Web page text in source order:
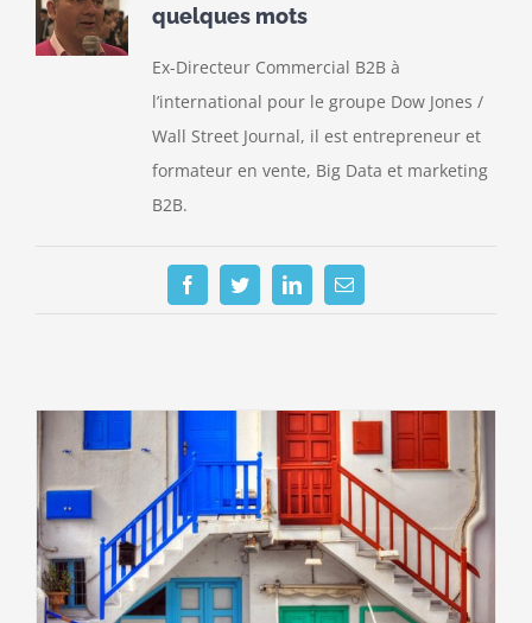
quelques mots
Ex-Directeur Commercial B2B à
l’international pour le groupe Dow Jones /
Wall Street Journal, il est entrepreneur et
formateur en vente, Big Data et marketing
B2B.
FacebookTwitterLinkedInEmail